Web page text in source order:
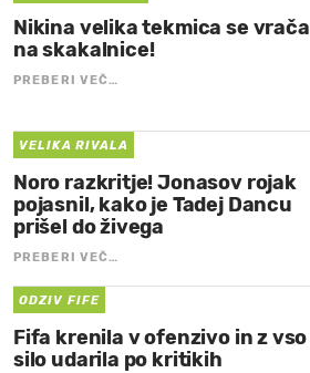
Nikina velika tekmica se vrača
na skakalnice!
PREBERI VEČ…
VELIKA RIVALA
Noro razkritje! Jonasov rojak
pojasnil, kako je Tadej Dancu
prišel do živega
PREBERI VEČ…
ODZIV FIFE
Fifa krenila v ofenzivo in z vso
silo udarila po kritikih